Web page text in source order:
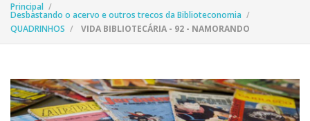
Principal
Desbastando o acervo e outros trecos da Biblioteconomia
QUADRINHOS
VIDA BIBLIOTECÁRIA - 92 - NAMORANDO